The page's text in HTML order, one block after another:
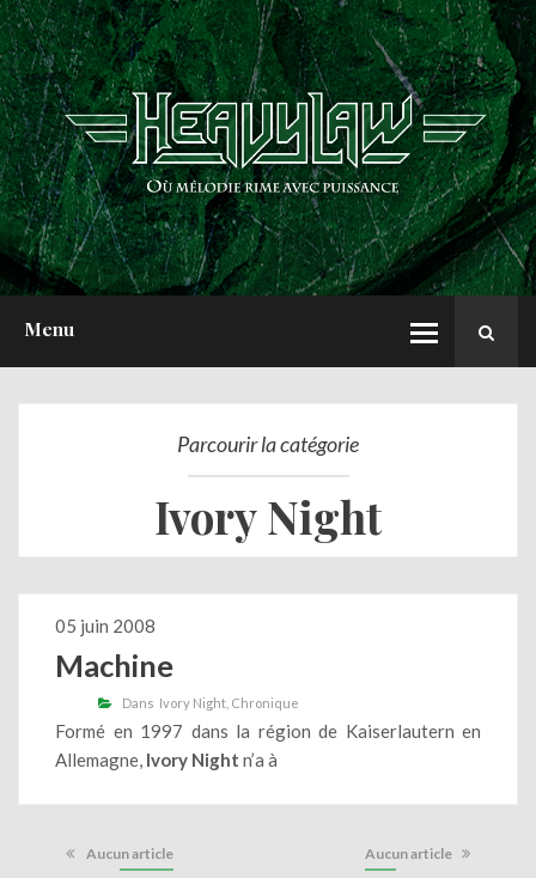
Menu
ACCUEIL
NEWS
CHRONIQUES
INTERVIEWS
REPORTS
A PROPOS
Parcourir la catégorie
Ivory Night
05 juin 2008
Machine
Dans Ivory Night Chronique
Formé en 1997 dans la région de Kaiserlautern en
Allemagne, Ivory Night n’a à
Aucun article Aucun article